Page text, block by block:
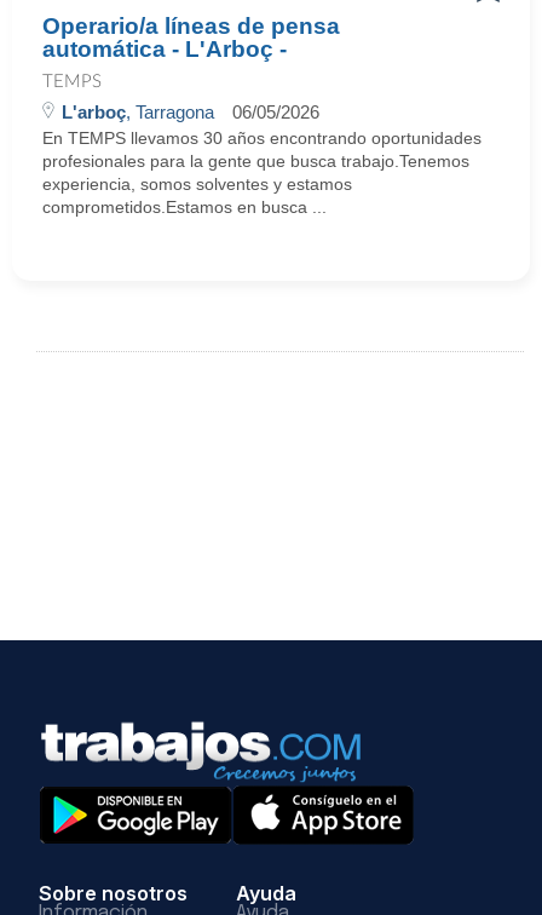
Operario/a líneas de pensa
automática - L'Arboç -
TEMPS
L'arboç, Tarragona 06/05/2026
En TEMPS llevamos 30 años encontrando oportunidades
profesionales para la gente que busca trabajo.Tenemos
experiencia, somos solventes y estamos
comprometidos.Estamos en busca ...
Sobre nosotros Ayuda